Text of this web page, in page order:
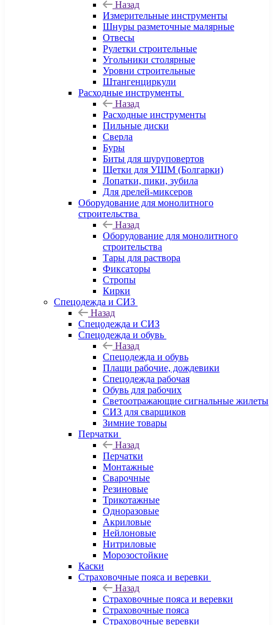
Назад
Измерительные инструменты
Шнуры разметочные малярные
Отвесы
Рулетки строительные
Угольники столярные
Уровни строительные
Штангенциркули
Расходные инструменты
Назад
Расходные инструменты
Пильные диски
Сверла
Буры
Биты для шуруповертов
Щетки для УШМ (Болгарки)
Лопатки, пики, зубила
Для дрелей-миксеров
Оборудование для монолитного
строительства
Назад
Оборудование для монолитного
строительства
Тары для раствора
Фиксаторы
Стропы
Кирки
Спецодежда и СИЗ
Назад
Спецодежда и СИЗ
Спецодежда и обувь
Назад
Спецодежда и обувь
Плащи рабочие, дождевики
Спецодежда рабочая
Обувь для рабочих
Светоотражающие сигнальные жилеты
СИЗ для сварщиков
Зимние товары
Перчатки
Назад
Перчатки
Монтажные
Сварочные
Резиновые
Трикотажные
Одноразовые
Акриловые
Нейлоновые
Нитриловые
Морозостойкие
Каски
Страховочные пояса и веревки
Назад
Страховочные пояса и веревки
Страховочные пояса
Страховочные веревки